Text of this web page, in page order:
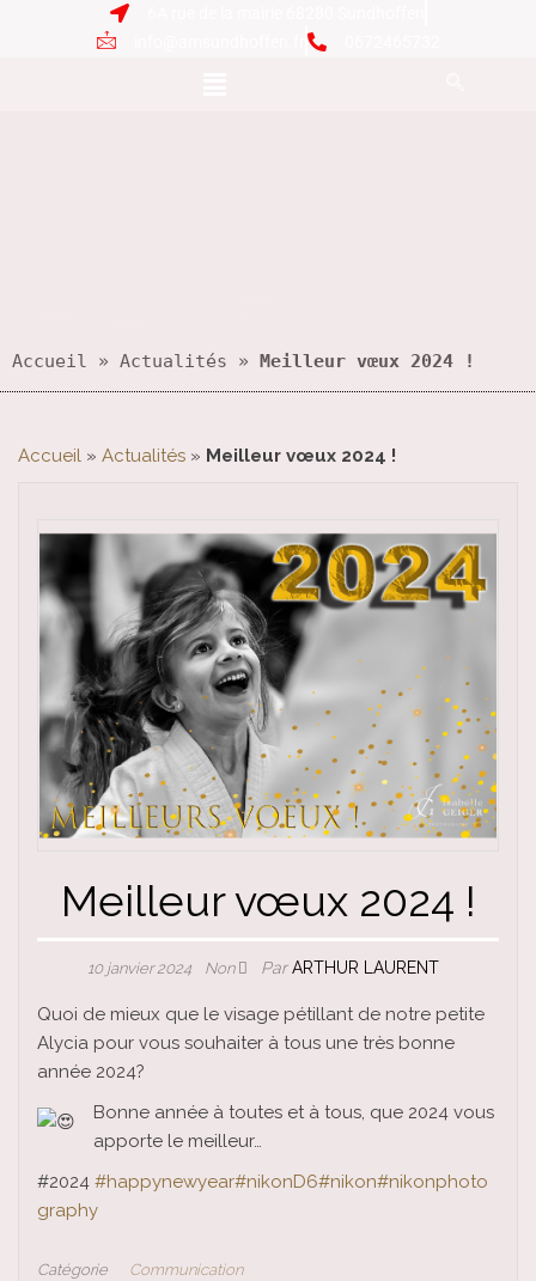
Accueil » Actualités » Meilleur vœux 2024 !
Accueil » Actualités » Meilleur vœux 2024 !
Meilleur vœux 2024 !
10 janvier 2024 Non ParARTHUR LAURENT
Quoi de mieux que le visage pétillant de notre petite
Alycia pour vous souhaiter à tous une très bonne
année 2024?
Bonne année à toutes et à tous, que 2024 vous
apporte le meilleur…
#2024 #happynewyear#nikonD6#nikon#nikonphoto
graphy
Catégorie Communication